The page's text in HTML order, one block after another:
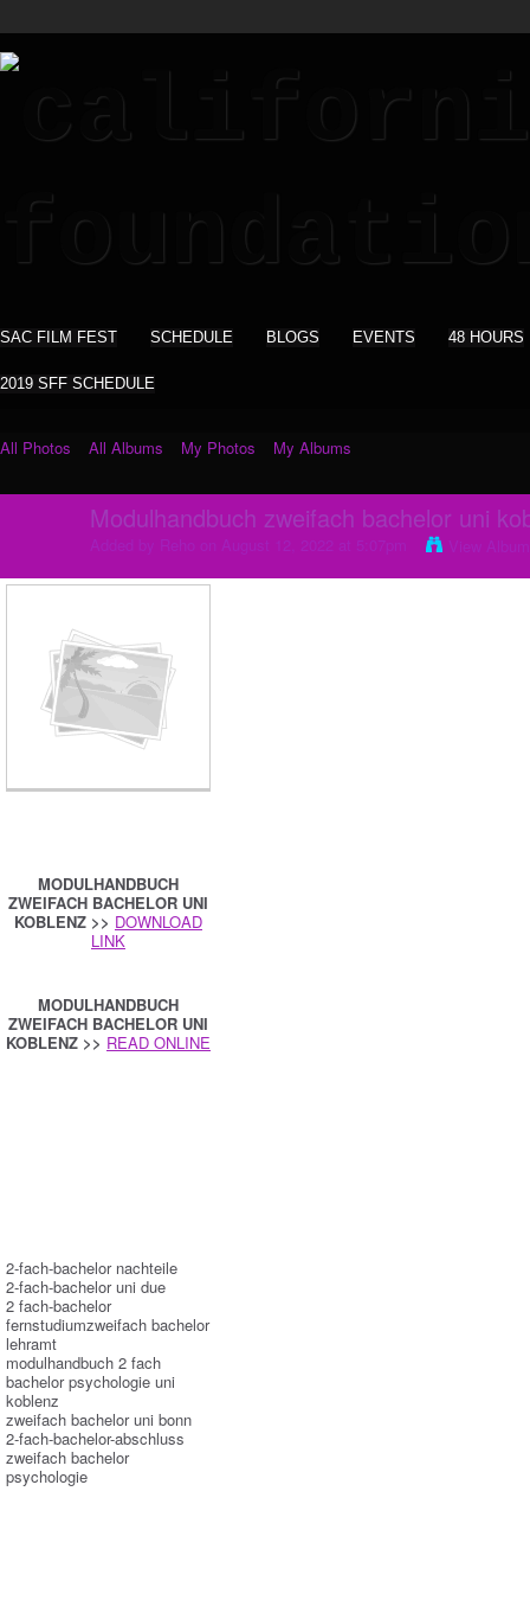
SAC FILM FEST SCHEDULE BLOGS EVENTS 48 HOURS
2019 SFF SCHEDULE
All Photos All Albums My Photos My Albums
Modulhandbuch zweifach bachelor uni
MODULHANDBUCH
ZWEIFACH BACHELOR UNI
KOBLENZ >> DOWNLOAD
LINK
MODULHANDBUCH
ZWEIFACH BACHELOR UNI
KOBLENZ >> READ ONLINE
2-fach-bachelor nachteile
2-fach-bachelor uni due
2 fach-bachelor
fernstudiumzweifach bachelor
lehramt
modulhandbuch 2 fach
bachelor psychologie uni
koblenz
zweifach bachelor uni bonn
2-fach-bachelor-abschluss
zweifach bachelor
psychologie